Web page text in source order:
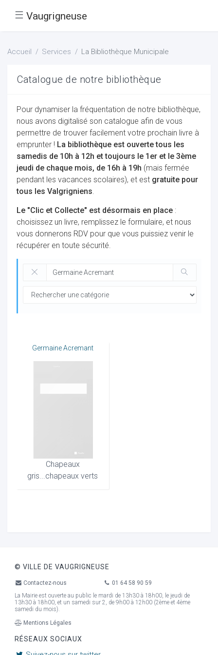
☰ Vaugrigneuse
Accueil Services La Bibliothèque Municipale
Catalogue de notre bibliothèque
Pour dynamiser la fréquentation de notre bibliothèque,
nous avons digitalisé son catalogue afin de vous
permettre de trouver facilement votre prochain livre à
emprunter ! La bibliothèque est ouverte tous les
samedis de 10h à 12h et toujours le 1er et le 3ème
jeudi de chaque mois, de 16h à 19h (mais fermée
pendant les vacances scolaires), et est gratuite pour
tous les Valgrigniens
Le "Clic et Collecte" est désormais en place:
choisissez un livre, remplissez le formulaire, et nous
vous donnerons RDV pour que vous puissiez venir le
récupérer en toute sécurité.
Germaine Acremant
Chapeaux
gris...chapeaux verts
© VILLE DE VAUGRIGNEUSE
Contactez-nous
01 64 58 90 59
La Mairie est ouverte au public le mardi de 13h30 à 18h00, le jeudi de
13h30 à 18h00, et un samedi sur 2, de 9h00 à 12h00 (2ème et 4ème
samedi du mois).
Mentions Légales
RÉSEAUX SOCIAUX